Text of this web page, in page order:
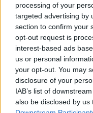
processing of your
targeted advertising by
section to confirm your
opt-out request is
interest-based ads
us or personal
your opt-out. You may
disclosure of your
IAB’s list of
also be disclosed by
Πλοίο
ουκρανικά
Ρωσία –
λιμάνι
07:23